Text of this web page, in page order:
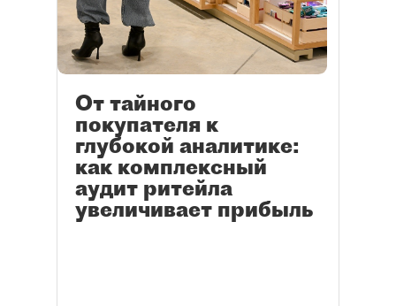
От тайного
покупателя к
глубокой аналитике:
как комплексный
аудит ритейла
увеличивает прибыль